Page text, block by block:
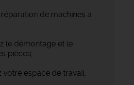
de machines à
le démontage et le
pièces;
espace de travail.